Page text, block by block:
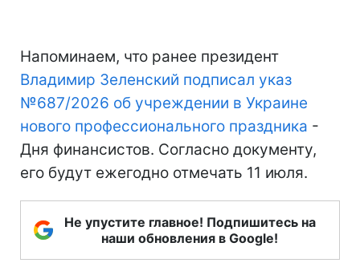
Напоминаем, что ранее президент
Владимир Зеленский подписал указ
№687/2026 об учреждении в Украине
нового профессионального праздника -
Дня финансистов. Согласно документу,
его будут ежегодно отмечать 11 июля.
Не упустите главное! Подпишитесь на
наши обновления в Google!